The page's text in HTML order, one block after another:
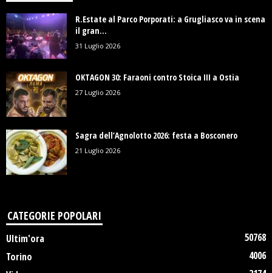
R.Estate al Parco Porporati: a Grugliasco va in scena
il gran...
31 Luglio 2026
OKTAGON 30: Faraoni contro Stoica III a Ostia
27 Luglio 2026
Sagra dell’Agnolotto 2026: festa a Bosconero
21 Luglio 2026
CATEGORIE POPOLARI
Ultim'ora
50768
Torino
4006